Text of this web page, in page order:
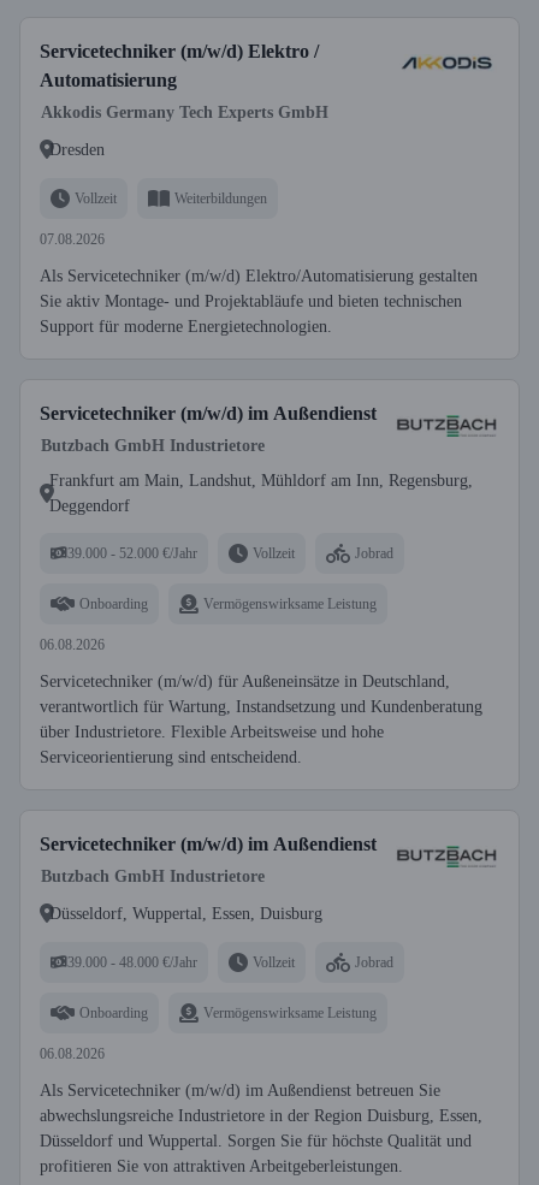
Servicetechniker (m/w/d) Elektro /
Automatisierung
Akkodis Germany Tech Experts GmbH
Dresden
Vollzeit Weiterbildungen
07.08.2026
Als Servicetechniker (m/w/d) Elektro/Automatisierung gestalten
Sie aktiv Montage- und Projektabläufe und bieten technischen
Support für moderne Energietechnologien.
Servicetechniker (m/w/d) im Außendienst
Butzbach GmbH Industrietore
Frankfurt am Main, Landshut, Mühldorf am Inn, Regensburg,
Deggendorf
39.000 - 52.000 €/Jahr Vollzeit Jobrad
Onboarding Vermögenswirksame Leistung
06.08.2026
Servicetechniker (m/w/d) für Außeneinsätze in Deutschland,
verantwortlich für Wartung, Instandsetzung und Kundenberatung
über Industrietore. Flexible Arbeitsweise und hohe
Serviceorientierung sind entscheidend.
Servicetechniker (m/w/d) im Außendienst
Butzbach GmbH Industrietore
Düsseldorf, Wuppertal, Essen, Duisburg
39.000 - 48.000 €/Jahr Vollzeit Jobrad
Onboarding Vermögenswirksame Leistung
06.08.2026
Als Servicetechniker (m/w/d) im Außendienst betreuen Sie
abwechslungsreiche Industrietore in der Region Duisburg, Essen,
Düsseldorf und Wuppertal. Sorgen Sie für höchste Qualität und
profitieren Sie von attraktiven Arbeitgeberleistungen.